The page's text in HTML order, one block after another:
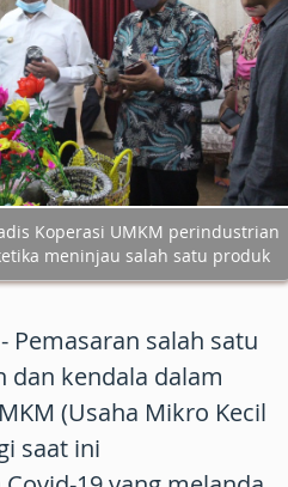
Koperasi UMKM perindustrian
meninjau salah satu produk
- Pemasaran salah satu
dan kendala dalam
(Usaha Mikro Kecil
saat ini